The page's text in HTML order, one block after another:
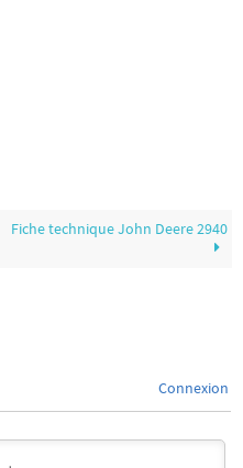
Fiche technique John Deere 2940
Connexion